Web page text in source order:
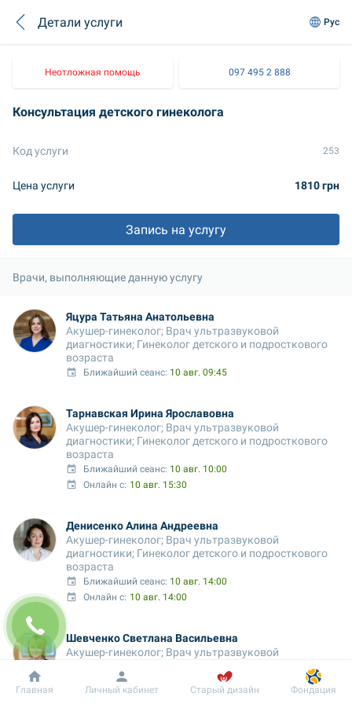
Детали услуги Рус
Неотложная помощь 097 495 2 888
Консультация детского гинеколога
Код услуги 253
Цена услуги 1810 грн
Запись на услугу
Врачи, выполняющие данную услугу
Яцура Татьяна Анатольевна
Акушер-гинеколог; Врач ультразвуковой
диагностики; Гинеколог детского и подросткового
возраста
Ближайший сеанс: 10 авг. 09:45
Тарнавская Ирина Ярославовна
Акушер-гинеколог; Врач ультразвуковой
диагностики; Гинеколог детского и подросткового
возраста
Ближайший сеанс: 10 авг. 10:00
Онлайн с: 10 авг. 15:30
Денисенко Алина Андреевна
Акушер-гинеколог; Врач ультразвуковой
диагностики; Гинеколог детского и подросткового
возраста
Ближайший сеанс: 10 авг. 14:00
Онлайн с: 10 авг. 14:00
Шевченко Светлана Васильевна
Акушер-гинеколог; Врач ультразвуковой
Ближайший сеанс: 10 авг. 15:30
Добробут Информация Пациенту
Главная Личный кабинет Старый дизайн Фондация